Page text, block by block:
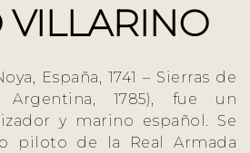
VILLARINO
España, 1741 – Sierras de
Argentina, 1785), fue un
y marino español. Se
piloto de la Real Armada